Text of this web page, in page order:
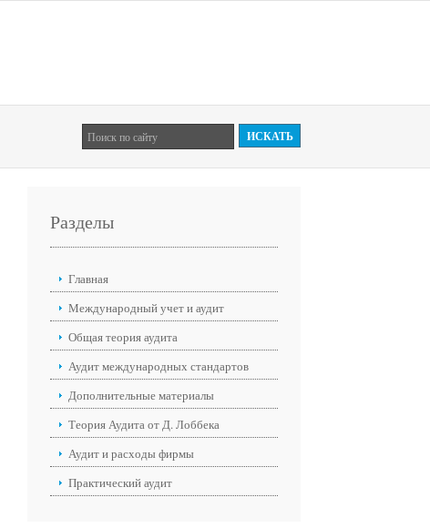
Разделы
Главная
Международный учет и аудит
Общая теория аудита
Аудит международных стандартов
Дополнительные материалы
Теория Аудита от Д. Лоббека
Аудит и расходы фирмы
Практический аудит